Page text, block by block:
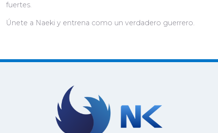
fuertes.
Únete a Naeki y entrena como un verdadero guerrero.